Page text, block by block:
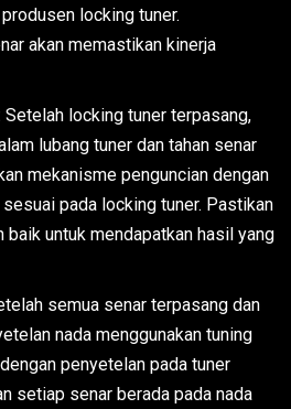
locking tuner.
akan memastikan kinerja
Setelah locking tuner terpasang,
lubang tuner dan tahan senar
mekanisme penguncian dengan
pada locking tuner. Pastikan
baik untuk mendapatkan hasil yang
semua senar terpasang dan
nada menggunakan tuning
penyetelan pada tuner
setiap senar berada pada nada